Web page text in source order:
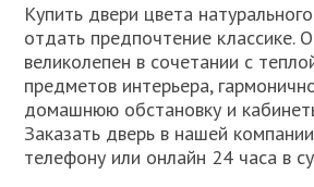
Купить двери цвета
отдать предпочтение классике.
великолепен в сочетании с
предметов интерьера,
домашнюю обстановку и
Заказать дверь в нашей
телефону или онлайн 24 часа в